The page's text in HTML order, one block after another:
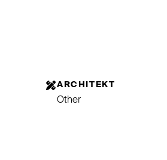
ARCHITEKT
Other